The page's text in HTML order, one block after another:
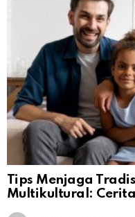
Tips Menjaga
Multikultural: